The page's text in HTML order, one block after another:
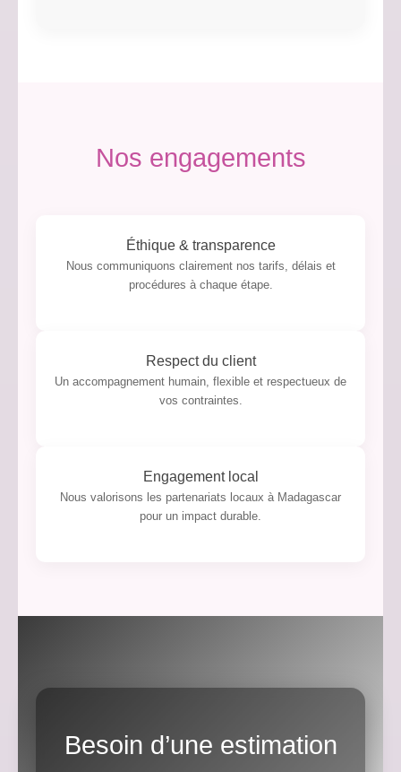
Nos engagements
Éthique & transparence
Nous communiquons clairement nos tarifs, délais et
procédures à chaque étape.
Respect du client
Un accompagnement humain, flexible et respectueux de
vos contraintes.
Engagement local
Nous valorisons les partenariats locaux à Madagascar
pour un impact durable.
Besoin d’une estimation